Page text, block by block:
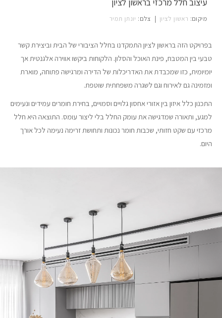
מיקום: ראשון לציון | צלם: יונתן תמיר
בפרויקט הזה בראשון לציון התמקדנו בחלל הציבורי של הבית וביצירת קשר
טבעי בין המטבח, פינת האוכל והסלון. הלקוחות ביקשו אווירה אלגנטית אך
יומיומית, כזו שמכבדת את האדריכלות של הדירה ומרגישה פתוחה, מוארת
ומזמינה גם לאירוח וגם לשגרה משפחתית שוטפת.
התכנון כלל איזון בין אזורי אחסון גלויים וסמויים, בחירת חומרים עמידים ונעימים
למגע, ותאורה שמדגישה את עומק החלל בלי ליצור עומס. התוצאה היא חלל
מרכזי עם שקט חזותי, שכבות חומר נכונות ותחושת זרימה נעימה לכל אורך
היום.